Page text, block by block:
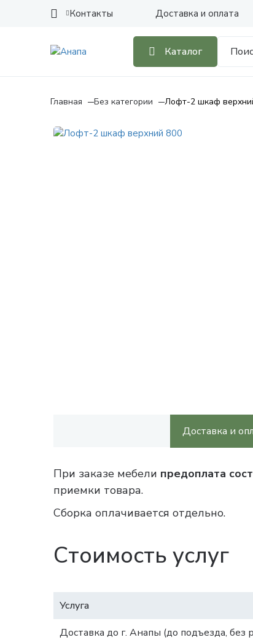
Контакты Доставка и оплата
Каталог
Главная Без категории Лофт-2 шкаф
Доставка и
При заказе мебели предоплата
приемки товара.
Сборка оплачивается отдельно.
Стоимость услуг
Услуга
Доставка до г. Анапы (до подъезда, без